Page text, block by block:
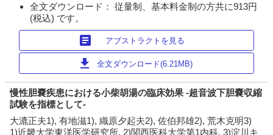
全文ダウンロード： 従量制、基本料金制の方共に913円
(税込) です。
article アブストラクトを見る
download 全文ダウンロード(6.21MB)
慢性胆嚢疾患における小柴胡湯の臨床効果 -超音波下胆嚢収縮
試験を指標として-
大漉正夫1), 有地滋1), 織原夕起夫2), 佐伯邦雄2), 荒木克明3)
1)近畿大学東洋医学研究所, 2)関西医科大学第1内科, 3)淀川キ